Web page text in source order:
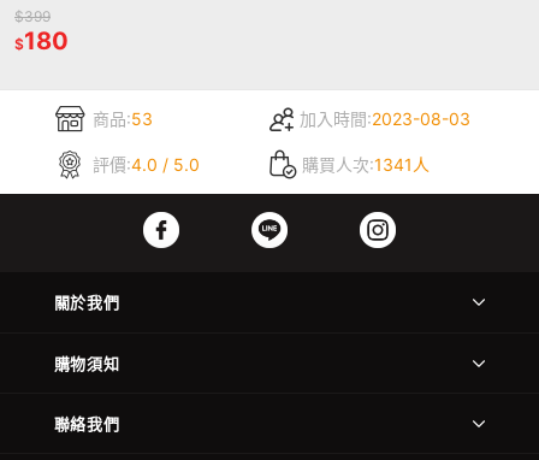
泡 純天然 洗碗精 椰子油 檸檬油
清潔劑 除油劑
$399
$180
商品:53 加入時間:2023-08-03
評價:4.0 / 5.0 購買人次:1341人
關於我們
購物須知
聯絡我們